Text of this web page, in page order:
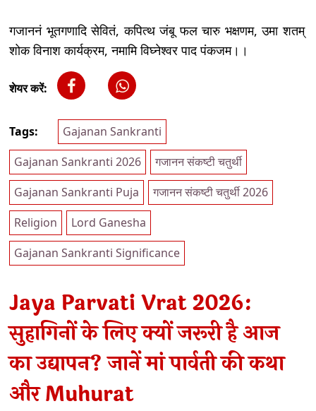
गजाननं भूतगणादि सेवितं, कपित्थ जंबू फल चारु भक्षणम, उमा शतम्
शोक विनाश कार्यक्रम, नमामि विघ्नेश्वर पाद पंकजम।।
शेयर करें:
Tags:
Gajanan Sankranti
Gajanan Sankranti 2026
गजानन संकष्टी चतुर्थी
Gajanan Sankranti Puja
गजानन संकष्टी चतुर्थी 2026
Religion
Lord Ganesha
Gajanan Sankranti Significance
Jaya Parvati Vrat 2026:
सुहागिनों के लिए क्यों जरूरी है आज
का उद्यापन? जानें मां पार्वती की कथा
और Muhurat